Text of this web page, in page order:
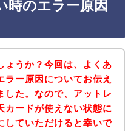
時のエラー原因
ょうか？今回は、よくあ
ラー原因についてお伝え
した。なので、アットレ
カードが使えない状態に
していただけると幸いで